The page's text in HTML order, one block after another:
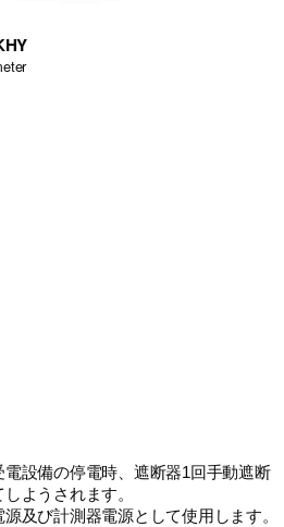
設備の停電時、遮断器1回手動遮断
ようされます。
及び計測器電源として使用します。